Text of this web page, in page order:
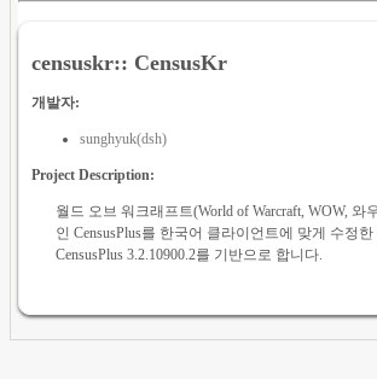
censuskr:: CensusKr
개발자:
sunghyuk(dsh)
Project Description:
월드 오브 워크래프트(World of Warcraft, WOW, 와
인 CensusPlus를 한국어 클라이언트에 맞게 수정
CensusPlus 3.2.10900.2를 기반으로 합니다.